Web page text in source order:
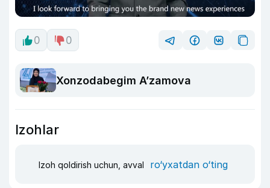
0 0
Xonzodabegim A’zamova
Izohlar
Izoh qoldirish uchun, avval ro‘yxatdan o‘ting